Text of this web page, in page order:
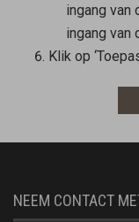
ingang van
ingang van
Klik op
NEEM CONTACT